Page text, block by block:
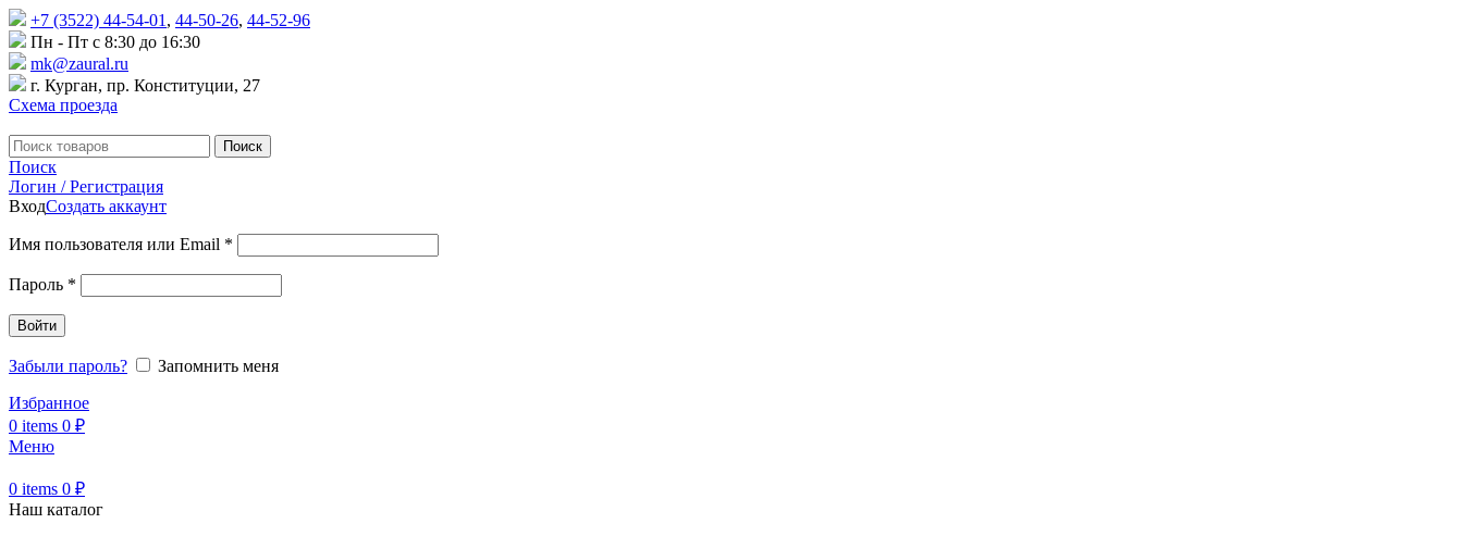
+7 (3522) 44-54-01 , 44-50-26, 44-52-96
Пн - Пт с 8:30 до 16:30
mk@zaural.ru
г. Курган, пр. Конституции, 27
Схема проезда
Поиск
Поиск
Логин / Регистрация
ВходСоздать аккаунт
Имя пользователя или Email *
Пароль *
Войти
Забыли пароль?
Запомнить меня
Избранное
0 items 0 ₽
Меню
0 items 0 ₽
Наш каталог